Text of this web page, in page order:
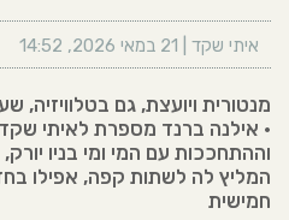
איתי שקד 21 במאי 2026 ,
14:52
מנטורית ויועצת, גם
• אילנה ברנד מספרת לאיתי שקד
וההתחככות עם המי ומי בניו
המליץ לה לשתות קפה, אפילו
חמישית